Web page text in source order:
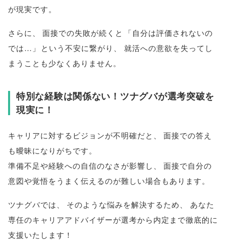
が現実です。
さらに 面接での失敗が続くと 「自分は評価されないの
では… 」 という不安に繋がり
就活への意欲を失ってし
まうことも少なくありません。
特別な経験は関係ない！ツナグバが選考突破を
現実に！
キャリアに対するビジョンが不明確だと
面接での答え
も曖昧になりがちです。
準備不足や経験への自信のなさが影響し
面接で自分の
意図や覚悟をうまく伝えるのが難しい場合もあります。
ツナグバでは そのような悩みを解決するため
あなた
専任のキャリアアドバイザーが選考から内定まで徹底的に
支援いたします！